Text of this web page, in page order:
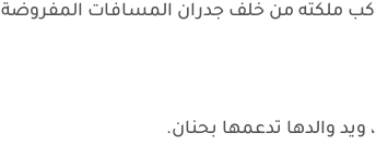
ملكته من خلف جدران المسافات المفروضة
والدها تدعمها بحنان.